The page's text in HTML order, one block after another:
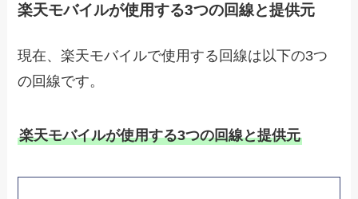
楽天モバイルが使用する3つの回線と提供元
現在、楽天モバイルで使用する回線は以下の3つ
の回線です。
楽天モバイルが使用する3つの回線と提供元